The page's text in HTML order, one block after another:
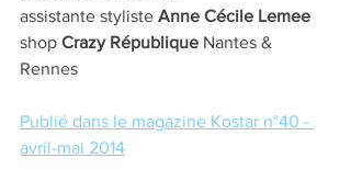
assistante styliste Anne Cécile Lemee
shop Crazy République Nantes &
Rennes
Publié dans le magazine Kostar n°40 -
avril-mai 2014